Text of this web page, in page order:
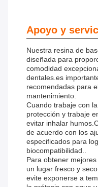
Apoyo y
Nuestra resina de
diseñada para
comodidad
dentales.es
recomendadas para
mantenimiento.
Cuando trabaje con
protección y trabaje
evitar inhalar
de acuerdo con los
especificados para
biocompatibilidad..
Para obtener
un lugar fresco y
evite exponerse a